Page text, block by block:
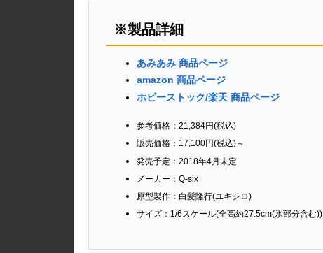
※製品詳細
あみあみ 商品ページ
amazon 商品ページ
ホビーストック/楽天 商品ページ
参考価格：21,384円(税込)
販売価格：17,100円(税込)～
発売予定：2018年4月未定
メーカー：Q-six
原型製作：白髪隆行(ユキシロ)
サイズ：1/6スケール(全高約27.5cm(氷部分含む))